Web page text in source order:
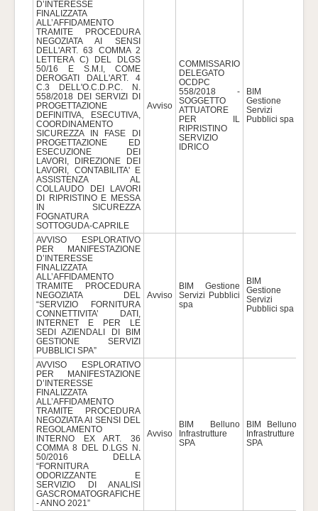
D’INTERESSE
FINALIZZATA
ALL’AFFIDAMENTO
TRAMITE PROCEDURA
NEGOZIATA AI SENSI
DELL'ART. 63 COMMA 2
LETTERA C) DEL DLGS
50/16 E S.M.I, COME
DEROGATI DALL'ART. 4
C.3 DELL'O.C.D.P.C. N.
558/2018 DEI SERVIZI DI
PROGETTAZIONE
DEFINITIVA, ESECUTIVA,
COORDINAMENTO
SICUREZZA IN FASE DI
PROGETTAZIONE ED
ESECUZIONE DEI
LAVORI, DIREZIONE DEI
LAVORI, CONTABILITA' E
ASSISTENZA AL
COLLAUDO DEI LAVORI
DI RIPRISTINO E MESSA
IN SICUREZZA
FOGNATURA
SOTTOGUDA-CAPRILE
Avviso
COMMISSARIO
DELEGATO
OCDPC
558/2018 -
SOGGETTO
ATTUATORE
PER IL
RIPRISTINO
SERVIZIO
IDRICO
BIM
Gestione
Servizi
Pubblici spa
AVVISO ESPLORATIVO
PER MANIFESTAZIONE
D’INTERESSE
FINALIZZATA
ALL’AFFIDAMENTO
TRAMITE PROCEDURA
NEGOZIATA DEL
“SERVIZIO FORNITURA
CONNETTIVITA’ DATI,
INTERNET E PER LE
SEDI AZIENDALI DI BIM
GESTIONE SERVIZI
PUBBLICI SPA”
Avviso
BIM Gestione
Servizi Pubblici
spa
BIM
Gestione
Servizi
Pubblici spa
AVVISO ESPLORATIVO
PER MANIFESTAZIONE
D’INTERESSE
FINALIZZATA
ALL’AFFIDAMENTO
TRAMITE PROCEDURA
NEGOZIATA AI SENSI DEL
REGOLAMENTO
INTERNO EX ART. 36
COMMA 8 DEL D.LGS N.
50/2016 DELLA
“FORNITURA
ODORIZZANTE E
SERVIZIO DI ANALISI
GASCROMATOGRAFICHE
- ANNO 2021”
Avviso
BIM Belluno
Infrastrutture
SPA
BIM Belluno
Infrastrutture
SPA